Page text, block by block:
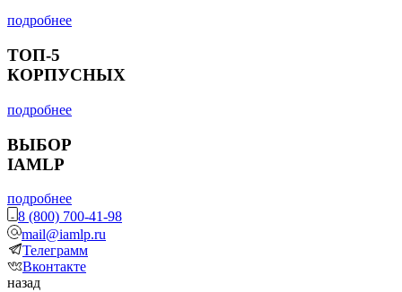
подробнее
ТОП-5
КОРПУСНЫХ
подробнее
ВЫБОР
IAMLP
подробнее
8 (800) 700-41-98
mail@iamlp.ru
Телеграмм
Вконтакте
назад